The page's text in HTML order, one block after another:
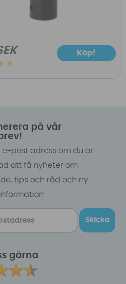
Köp!
på vår
e-post adress om du är
att få nyheter om
tips och råd och ny
Skicka
gärna